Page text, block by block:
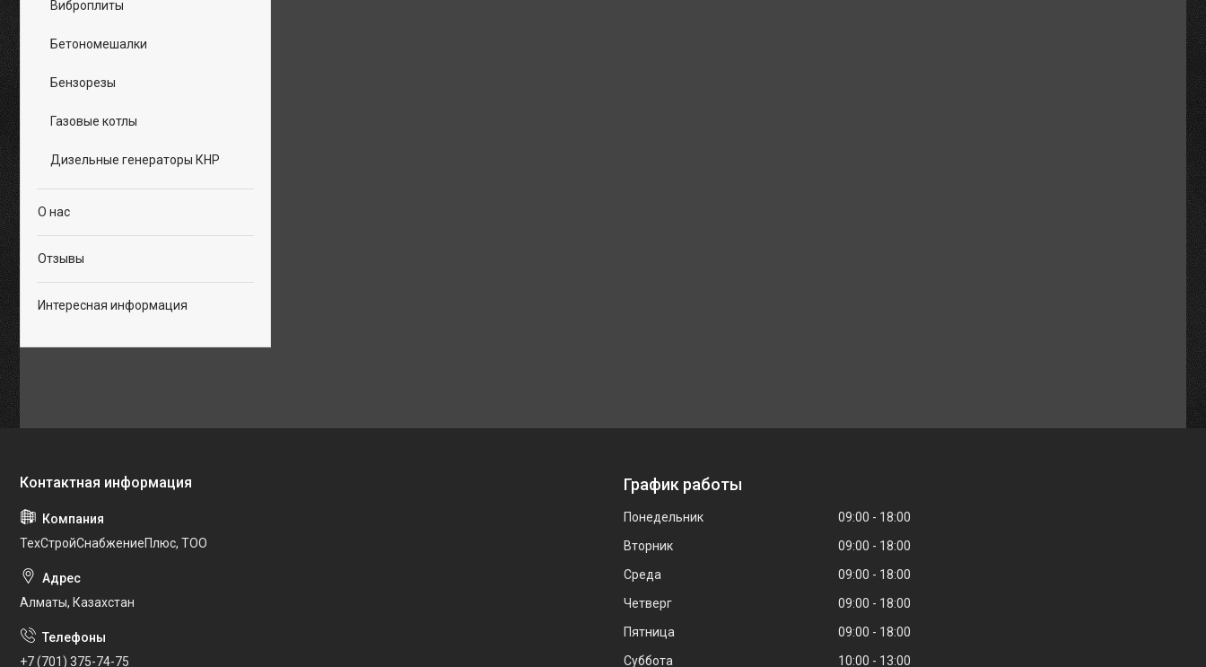
Виброплиты
Бетономешалки
Бензорезы
Газовые котлы
Дизельные генераторы КНР
О нас
Отзывы
Интересная информация
ТехСтройСнабжениеПлюс, ТОО
Алматы, Казахстан
+7 (701) 375-74-75
График работы
Понедельник 09:00
18:00
Вторник
09:00
18:00
Среда
09:00
18:00
Четверг
09:00
18:00
Пятница
09:00
18:00
Суббота
10:00 13:00